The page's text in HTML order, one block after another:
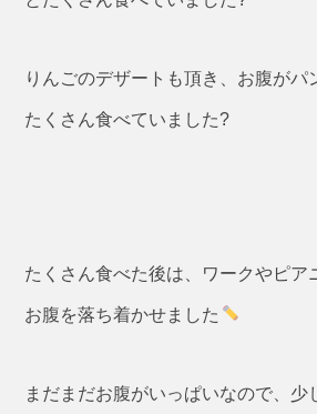
りんごのデザートも頂き、お腹がパ
たくさん食べていました?
たくさん食べた後は、ワークやピア
お腹を落ち着かせました
まだまだお腹がいっぱいなので、少